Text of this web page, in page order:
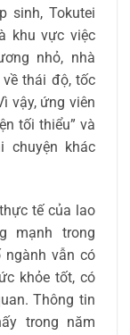
sinh, Tokutei
khu vực việc
nhỏ, nhà
thái độ, tốc
vậy, ứng viên
tối thiểu” và
chuyện khác
tế của lao
mạnh trong
ngành vẫn có
khỏe tốt, có
Thông tin
trong năm